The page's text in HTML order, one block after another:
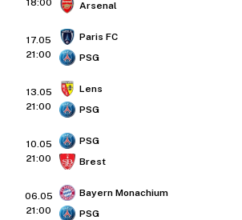
Arsenal
17.05
21:00
Paris FC
PSG
13.05
21:00
Lens
PSG
10.05
21:00
PSG
Brest
06.05
21:00
Bayern Monachium
PSG